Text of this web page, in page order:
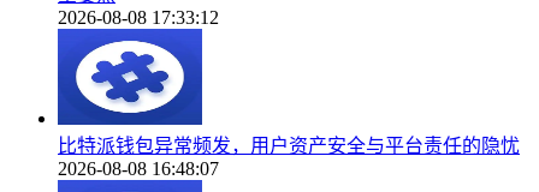
2026-08-08 17:33:12
比特派钱包异常频发，用户资产安全与平台责任的隐忧
2026-08-08 16:48:07